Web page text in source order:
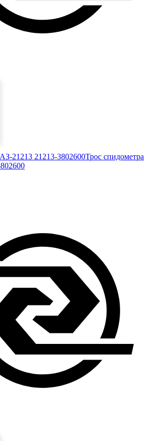
21213 21213-3802600Трос спидометра